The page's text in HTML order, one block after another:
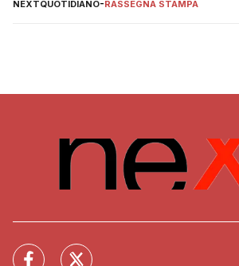
NEXTQUOTIDIANO-RASSEGNA STAMPA